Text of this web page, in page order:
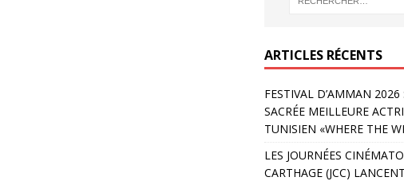
ARTICLES RÉCENTS
FESTIVAL D’AMMAN 2026
SACRÉE MEILLEURE
TUNISIEN «WHERE THE
LES JOURNÉES
CARTHAGE (JCC)